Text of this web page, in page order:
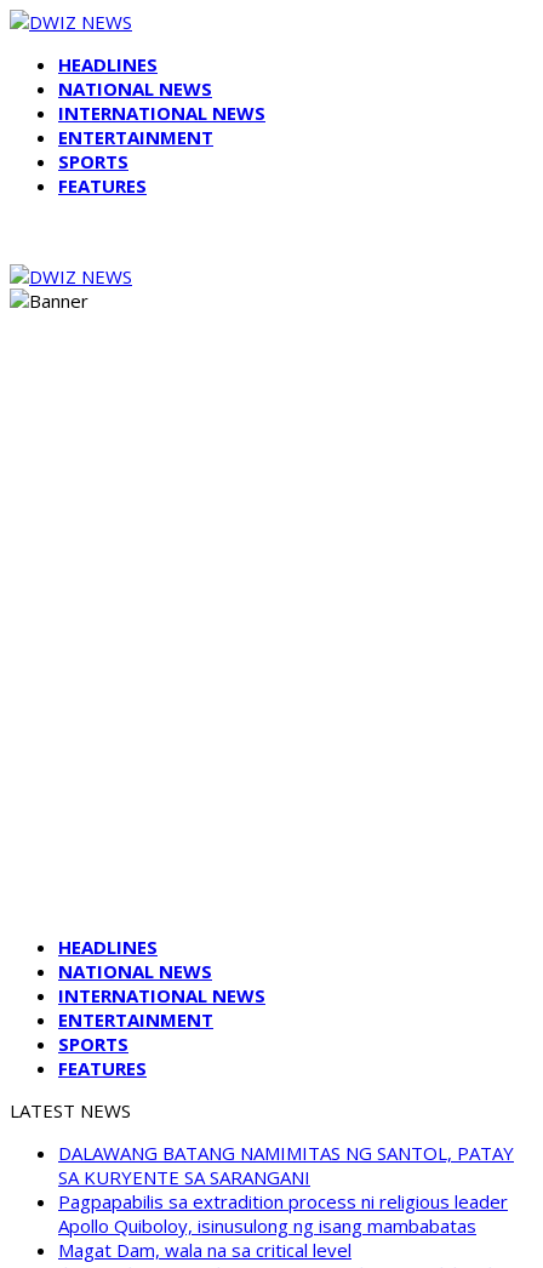
HEADLINES
NATIONAL NEWS
INTERNATIONAL NEWS
ENTERTAINMENT
SPORTS
FEATURES
HEADLINES
NATIONAL NEWS
INTERNATIONAL NEWS
ENTERTAINMENT
SPORTS
FEATURES
LATEST NEWS
DALAWANG BATANG NAMIMITAS NG SANTOL, PATAY
SA KURYENTE SA SARANGANI
Pagpapabilis sa extradition process ni religious leader
Apollo Quiboloy, isinusulong ng isang mambabatas
Magat Dam, wala na sa critical level